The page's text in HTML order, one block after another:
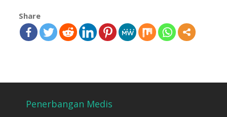
Share
Penerbangan Medis